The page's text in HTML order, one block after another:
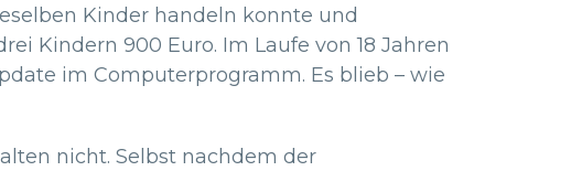
Kinder handeln konnte und
Kindern 900 Euro. Im Laufe von 18 Jahren
im Computerprogramm. Es blieb – wie
nicht. Selbst nachdem der